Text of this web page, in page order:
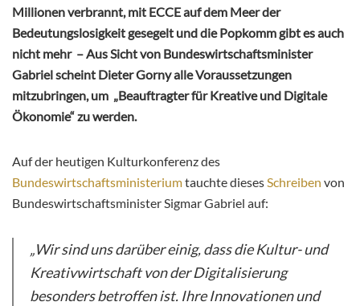
Millionen verbrannt, mit ECCE auf dem Meer der
Bedeutungslosigkeit gesegelt und die Popkomm gibt es auch
nicht mehr – Aus Sicht von Bundeswirtschaftsminister
Gabriel scheint Dieter Gorny alle Voraussetzungen
mitzubringen, um „Beauftragter für Kreative und Digitale
Ökonomie“ zu werden.
Auf der heutigen Kulturkonferenz des
Bundeswirtschaftsministeriumtauchte diesesSchreiben von
Bundeswirtschaftsminister Sigmar Gabriel auf:
„Wir sind uns darüber einig, dass die Kultur- und
Kreativwirtschaft von der Digitalisierung
besonders betroffen ist. Ihre Innovationen und